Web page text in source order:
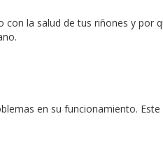
la salud de tus riñones y por
en su funcionamiento.